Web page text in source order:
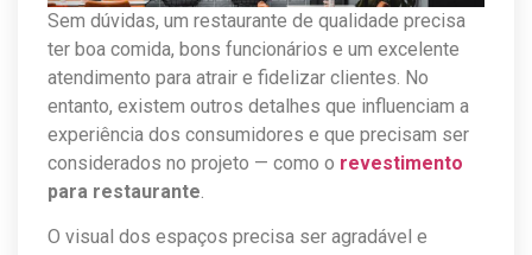
Sem dúvidas, um restaurante de qualidade precisa
ter boa comida, bons funcionários e um excelente
atendimento para atrair e fidelizar clientes. No
entanto, existem outros detalhes que influenciam a
experiência dos consumidores e que precisam ser
considerados no projeto — como o revestimento
para restaurante.
O visual dos espaços precisa ser agradável e